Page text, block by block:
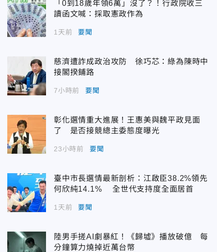
「0到18歲年領6萬」沒了？！行政院收三
讀函文喊：採取憲政作為
1天前 要聞
慈濟遭詐成政治攻防 徐巧芯：綠為陳時中
接閣揆鋪路
7小時前 要聞
彰化選情重大進展！王惠美與魏平政見面
了 是否接競總主委態度曝光
23小時前 要聞
臺中市長選情最新剖析：江啟臣38.2%領先
何欣純14.1% 全世代支持度全面居首
1天前 要聞
陸男手搓AI劇暴紅！《歸墟》播放破億 每
分鐘算力燒掉近萬台幣